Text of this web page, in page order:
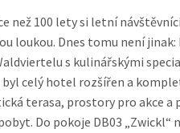
než 100 lety si letní
loukou. Dnes tomu není
s kulinářskými
byl celý hotel rozšířen a
terasa, prostory pro akce
Do pokoje DB03